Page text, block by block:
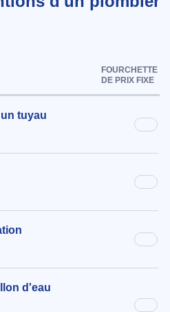
FOURCHETTE
DE PRIX FIXE
tuyau
d'eau